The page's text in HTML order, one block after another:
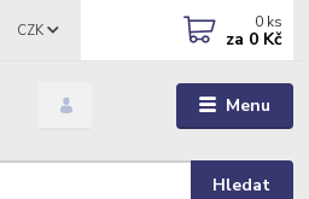
Menu
CZK
Hledat
0 ks
za 0 Kč